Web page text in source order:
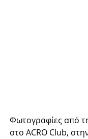
Φωτογραφίες από
στο ACRO Club,